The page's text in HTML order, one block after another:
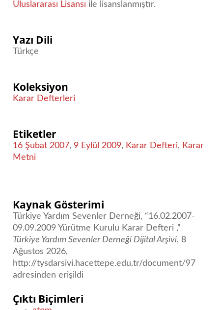
Uluslararası Lisansı ile lisanslanmıştır.
Yazı Dili
Türkçe
Koleksiyon
Karar Defterleri
Etiketler
16 Şubat 2007, 9 Eylül 2009, Karar Defteri, Karar
Metni
Kaynak Gösterimi
Türkiye Yardım Sevenler Derneği, “16.02.2007-
09.09.2009 Yürütme Kurulu Karar Defteri ,”
Türkiye Yardım Sevenler Derneği Dijital Arşivi, 8
Ağustos 2026,
http://tysdarsivi.hacettepe.edu.tr/document/97
adresinden erişildi
Çıktı Biçimleri